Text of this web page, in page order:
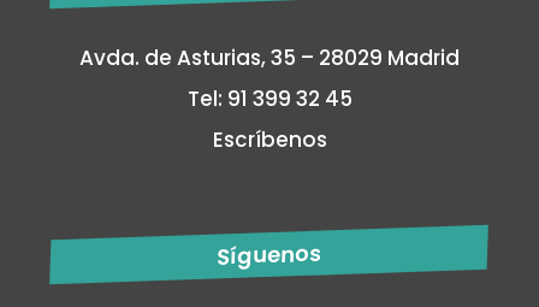
Avda. de Asturias, 35 – 28029 Madrid
Tel: 91 399 32 45
Escríbenos
Síguenos